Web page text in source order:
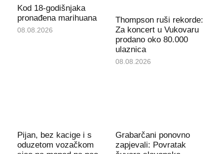
Kod 18-godišnjaka
pronađena marihuana
08.08.2026
Thompson ruši rekorde:
Za koncert u Vukovaru
prodano oko 80.000
ulaznica
08.08.2026
Pijan, bez kacige i s
oduzetom vozačkom
Grabarčani ponovno
zapjevali: Povratak